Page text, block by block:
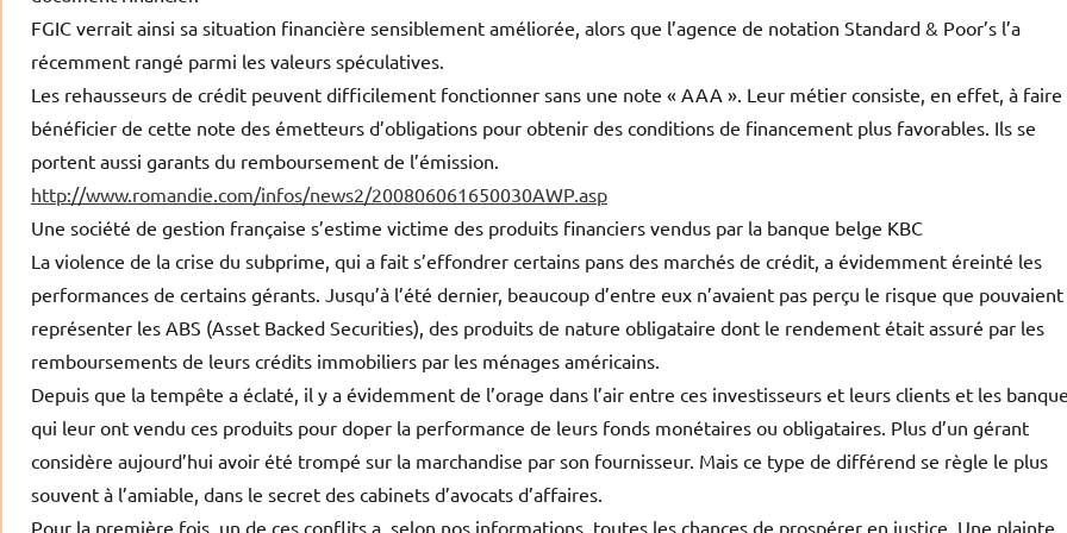
FGIC verrait ainsi sa situation financière sensiblement améliorée, alors que l’agence de notation Standard & Poor’s l’a
récemment rangé parmi les valeurs spéculatives.
Les rehausseurs de crédit peuvent difficilement fonctionner sans une note « AAA ». Leur métier consiste, en effet, à faire
bénéficier de cette note des émetteurs d’obligations pour obtenir des conditions de financement plus favorables. Ils se
portent aussi garants du remboursement de l’émission.
http://www.romandie.com/infos/news2/200806061650030AWP.asp
Une société de gestion française s’estime victime des produits financiers vendus par la banque belge KBC
La violence de la crise du subprime, qui a fait s’effondrer certains pans des marchés de crédit, a évidemment éreinté les
performances de certains gérants. Jusqu’à l’été dernier, beaucoup d’entre eux n’avaient pas perçu le risque que pouvaient
représenter les ABS (Asset Backed Securities), des produits de nature obligataire dont le rendement était assuré par les
remboursements de leurs crédits immobiliers par les ménages américains.
Depuis que la tempête a éclaté, il y a évidemment de l’orage dans l’air entre ces investisseurs et leurs clients et les
qui leur ont vendu ces produits pour doper la performance de leurs fonds monétaires ou obligataires. Plus d’un gérant
considère aujourd’hui avoir été trompé sur la marchandise par son fournisseur. Mais ce type de différend se règle le plus
souvent à l’amiable, dans le secret des cabinets d’avocats d’affaires.
Pour la première fois, un de ces conflits a, selon nos informations, toutes les chances de prospérer en justice. Une plainte